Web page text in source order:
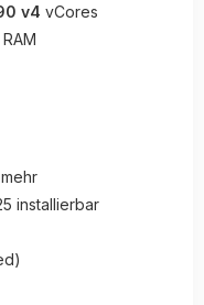
v4 vCores
RAM
installierbar